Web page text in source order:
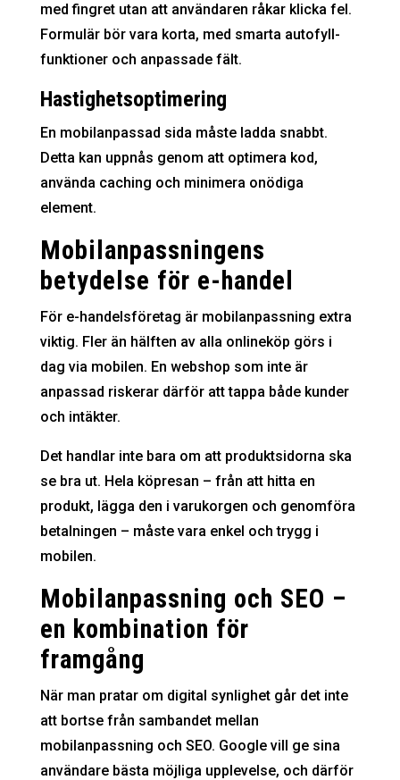
med fingret utan att användaren råkar klicka fel.
Formulär bör vara korta, med smarta autofyll-
funktioner och anpassade fält.
Hastighetsoptimering
En mobilanpassad sida måste ladda snabbt.
Detta kan uppnås genom att optimera kod,
använda caching och minimera onödiga
element.
Mobilanpassningens
betydelse för e-handel
För e-handelsföretag är mobilanpassning extra
viktig. Fler än hälften av alla onlineköp görs i
dag via mobilen. En webshop som inte är
anpassad riskerar därför att tappa både kunder
och intäkter.
Det handlar inte bara om att produktsidorna ska
se bra ut. Hela köpresan – från att hitta en
produkt, lägga den i varukorgen och genomföra
betalningen – måste vara enkel och trygg i
mobilen.
Mobilanpassning och SEO –
en kombination för
framgång
När man pratar om digital synlighet går det inte
att bortse från sambandet mellan
mobilanpassning och SEO. Google vill ge sina
användare bästa möjliga upplevelse, och därför